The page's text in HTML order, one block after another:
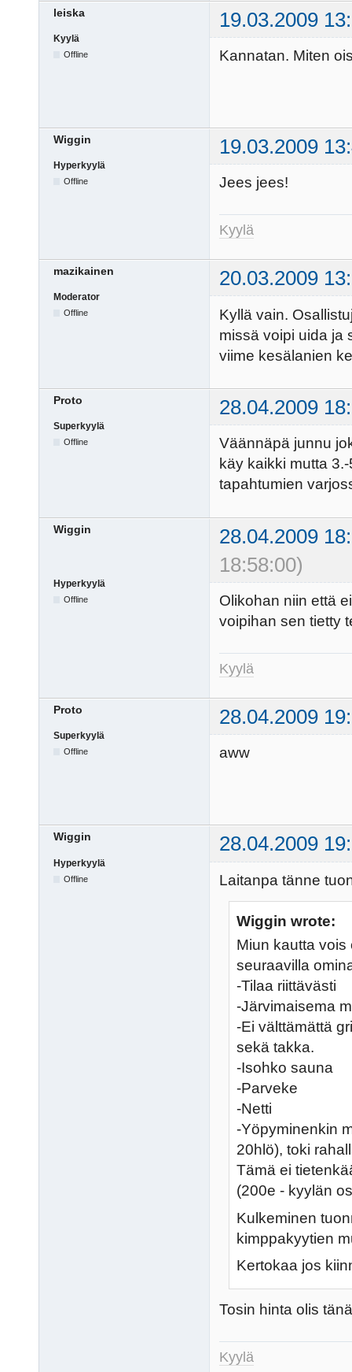
leiska 19.03.2009
Kyylä
Offline Kannatan. Miten
Wiggin 19.03.2009
Hyperkyylä
Offline Jees jees!
Kyylä
mazikainen 20.03.2009
Moderator
Offline
Kyllä vain.
missä voipi uida ja
viime kesälanien
Proto 28.04.2009
Superkyylä
Offline
Väännäpä junnu
käy kaikki mutta
tapahtumien
Wiggin
28.04.2009
18:58:00)
Hyperkyylä
Offline
Olikohan niin että
voipihan sen tietty
Kyylä
Proto 28.04.2009
Superkyylä
Offline aww
Wiggin 28.04.2009
Hyperkyylä
Offline Laitanpa tänne
Wiggin wrote:
Miun kautta
seuraavilla
-Tilaa riittävästi
-Järvimaisema
-Ei välttämättä
sekä takka.
-Isohko sauna
-Parveke
-Netti
-Yöpyminenkin
20hlö), toki
Tämä ei
(200e - kyylän
Kulkeminen
kimppakyytien
Kertokaa jos
Tosin hinta olis
Kyylä